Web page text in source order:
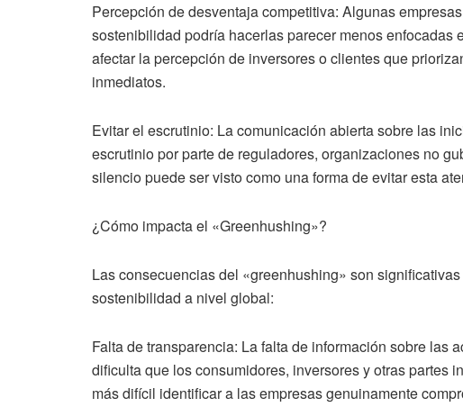
Percepción de desventaja competitiva: Algunas
sostenibilidad podría hacerlas parecer menos enfocadas
afectar la percepción de inversores o clientes que
inmediatos.
Evitar el escrutinio: La comunicación abierta sobre las
escrutinio por parte de reguladores, organizaciones no
silencio puede ser visto como una forma de evitar esta
¿Cómo impacta el «Greenhushing»?
Las consecuencias del «greenhushing» son
sostenibilidad a nivel global:
Falta de transparencia: La falta de información sobre las
dificulta que los consumidores, inversores y otras partes
más difícil identificar a las empresas genuinamente